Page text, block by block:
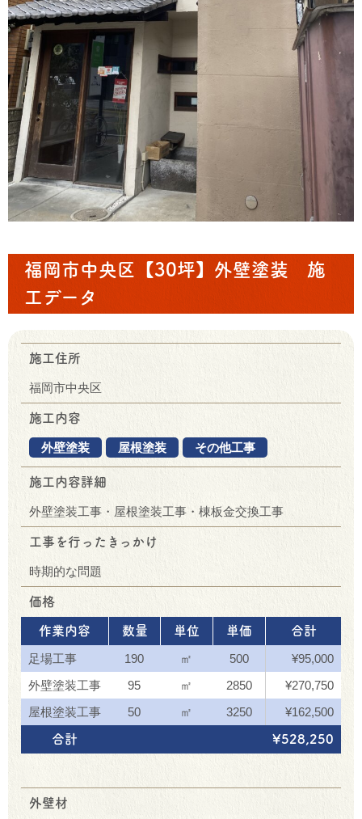
福岡市中央区【30坪】外壁塗装 施
工データ
施工住所
福岡市中央区
施工内容
外壁塗装 屋根塗装 その他工事
施工内容詳細
外壁塗装工事・屋根塗装工事・棟板金交換工事
工事を行ったきっかけ
時期的な問題
価格
作業内容 数量 単位 単価 合計
足場工事 190 ㎡ 500
¥95,000
外壁塗装工事
95 ㎡ 2850
¥270,750
屋根塗装工事
50 ㎡ 3250 ¥162,500
合計 ¥528,250
外壁材